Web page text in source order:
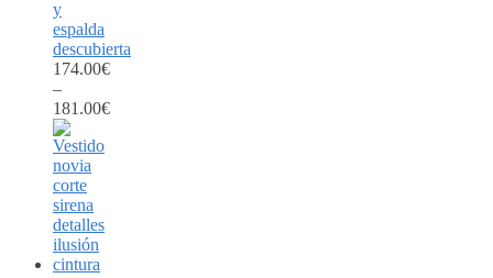
y
espalda
descubierta
174.00€
–
181.00€